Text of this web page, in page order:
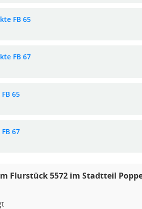
FB 65
FB 67
65
67
Flurstück 5572 im Stadtteil